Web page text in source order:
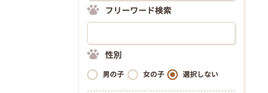
フリーワード検索
性別
男の子 女の子 選択しない